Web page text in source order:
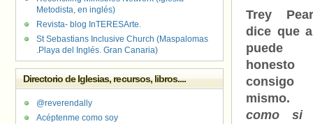
Trey
dice que
puede
honesto
consigo
como si
Metodista, en inglés)
Revista- blog InTERESArte.
St Sebastians Inclusive Church (Maspalomas
.Playa del Inglés. Gran Canaria)
Directorio de Iglesias, recursos, libros....
@reverendally
Acéptenme como soy